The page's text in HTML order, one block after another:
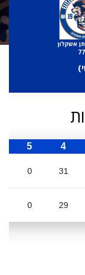
אשקלון
)
4
5
31
0
29
0